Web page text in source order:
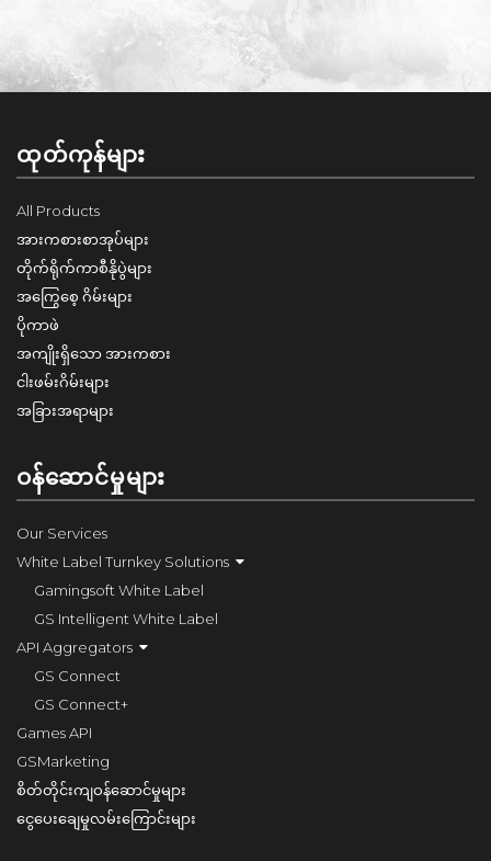
ထုတ်ကုန်များ
All Products
အားကစားစာအုပ်များ
တိုက်ရိုက်ကာစီနိုပွဲများ
အကြွေစေ့ ဂိမ်းများ
ပိုကာဖဲ
အကျိုးရှိသော အားကစား
ငါးဖမ်းဂိမ်းများ
အခြားအရာများ
ဝန်ဆောင်မှုများ
Our Services
White Label Turnkey Solutions
Gamingsoft White Label
GS Intelligent White Label
API Aggregators
GS Connect
GS Connect+
Games API
GSMarketing
စိတ်တိုင်းကျဝန်ဆောင်မှုများ
ငွေပေးချေမှုလမ်းကြောင်းများ